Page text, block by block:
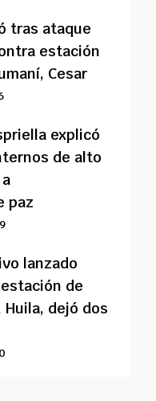
tras ataque
estación
Cesar
explicó
de alto
paz
lanzado
de
Huila, dejó dos